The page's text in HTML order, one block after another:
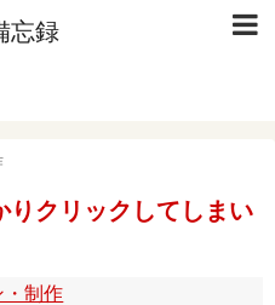
忘録
りクリックしてしまい
・制作